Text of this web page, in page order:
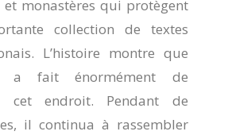
monastères qui protègent
collection de textes
L’histoire montre que
a fait énormément de
cet endroit. Pendant de
il continua à rassembler